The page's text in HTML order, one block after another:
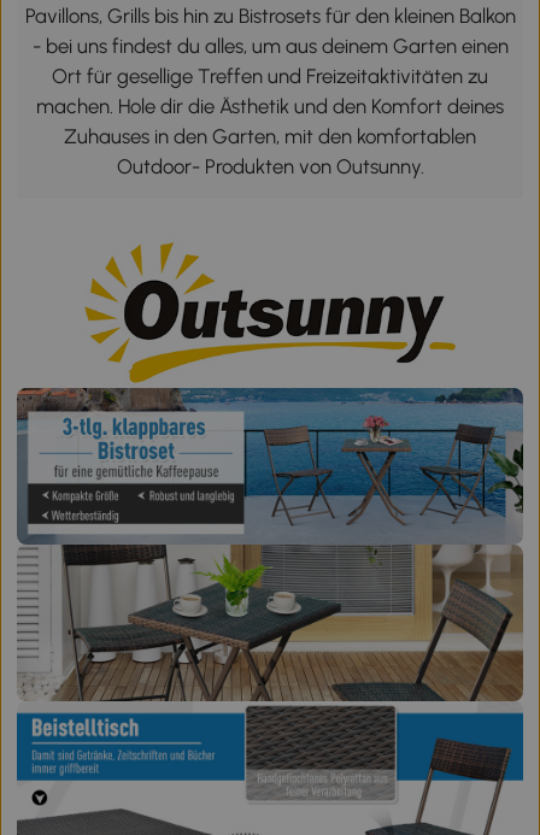
Pavillons, Grills bis hin zu Bistrosets für den kleinen Balkon
- bei uns findest du alles, um aus deinem Garten einen
Ort für gesellige Treffen und Freizeitaktivitäten zu
machen. Hole dir die Ästhetik und den Komfort deines
Zuhauses in den Garten, mit den komfortablen
Outdoor- Produkten von Outsunny.